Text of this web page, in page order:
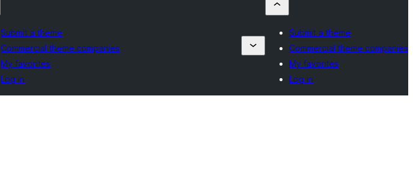
Submit a theme
Commercial theme companies
My favorites
Log in
Submit a theme
Commercial theme companies
My favorites
Log in